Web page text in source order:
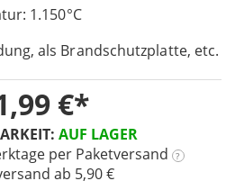
1.150°C
als Brandschutzplatte, etc.
AUF LAGER
per Paketversand ?
ab 5,90 €
€